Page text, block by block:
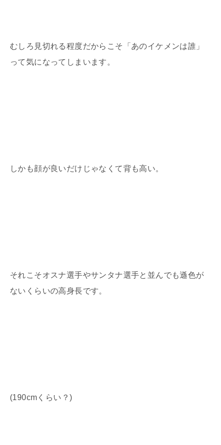
むしろ見切れる程度だからこそ「あのイケメンは誰」
って気になってしまいます。
しかも顔が良いだけじゃなくて背も高い。
それこそオスナ選手やサンタナ選手と並んでも遜色が
ないくらいの高身長です。
(190cmくらい？)